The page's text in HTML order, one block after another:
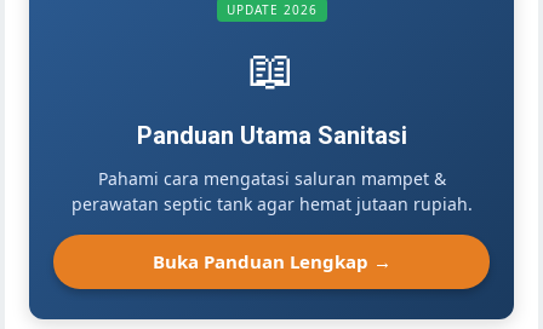
UPDATE 2026
📖
Panduan Utama Sanitasi
Pahami cara mengatasi saluran mampet &
perawatan septic tank agar hemat jutaan rupiah.
Buka Panduan Lengkap →